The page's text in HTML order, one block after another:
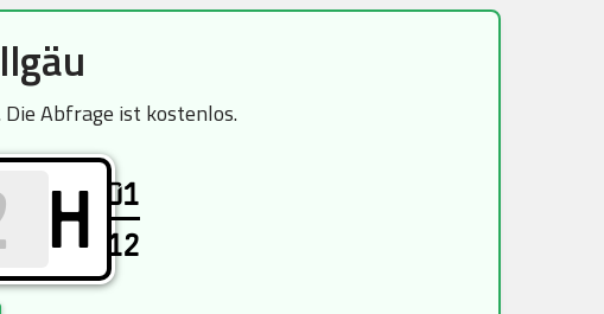
Abfrage ist kostenlos.
H
01
12